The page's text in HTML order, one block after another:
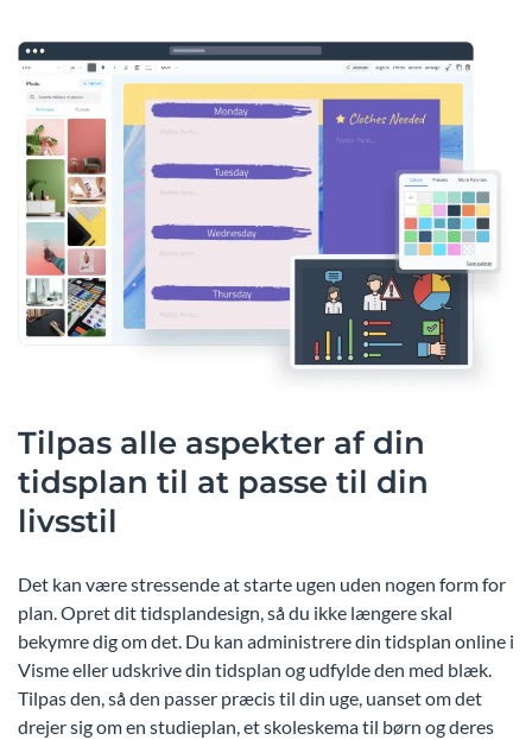
Tilpas alle aspekter af din
tidsplan til at passe til din
livsstil
Det kan være stressende at starte ugen uden nogen form for
plan. Opret dit tidsplandesign, så du ikke længere skal
bekymre dig om det. Du kan administrere din tidsplan online i
Visme eller udskrive din tidsplan og udfylde den med blæk.
Tilpas den, så den passer præcis til din uge, uanset om det
drejer sig om en studieplan, et skoleskema til børn og deres